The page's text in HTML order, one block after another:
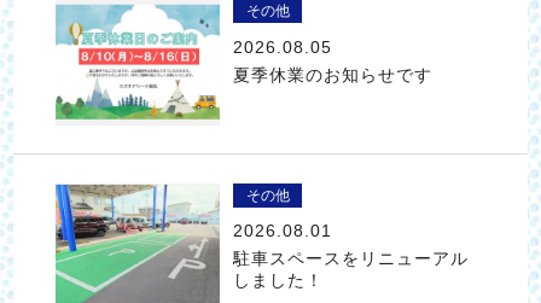
その他
2026.08.05
夏季休業のお知らせです
その他
2026.08.01
駐車スペースをリニューアル
しました！